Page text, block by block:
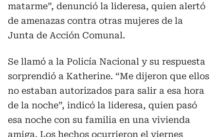
matarme”, denunció la lideresa, quien alertó
de amenazas contra otras mujeres de la
Junta de Acción Comunal.
Se llamó a la Policía Nacional y su respuesta
sorprendió a Katherine. “Me dijeron que ellos
no estaban autorizados para salir a esa hora
de la noche”, indicó la lideresa, quien pasó
esa noche con su familia en una vivienda
amiga. Los hechos ocurrieron el viernes